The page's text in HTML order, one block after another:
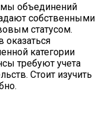
объединений
собственными
статусом.
оказаться
категории
требуют учета
Стоит изучить